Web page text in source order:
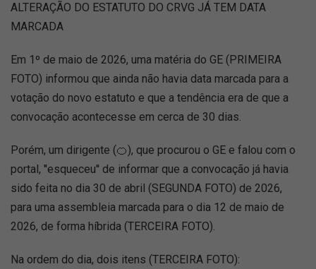
ALTERAÇÃO DO ESTATUTO DO CRVG JÁ TEM DATA
MARCADA
Em 1º de maio de 2026, uma matéria do GE (PRIMEIRA
FOTO) informou que ainda não havia data marcada para a
votação do novo estatuto e que a tendência era de que a
convocação acontecesse em cerca de 30 dias.
Porém, um dirigente (🍊), que procurou o GE e falou com o
portal, ''esqueceu'' de informar que a convocação já havia
sido feita no dia 30 de abril (SEGUNDA FOTO) de 2026,
para uma assembleia marcada para o dia 12 de maio de
2026, de forma híbrida (TERCEIRA FOTO).
Na ordem do dia, dois itens (TERCEIRA FOTO):